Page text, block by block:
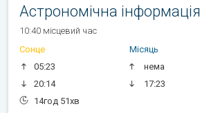
Астрономічна інформація
10:40 місцевий час
Сонце
05:23
20:14
14год 51хв
Місяць
нема
17:23